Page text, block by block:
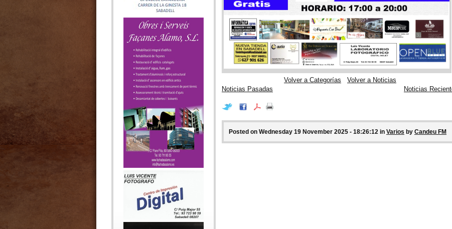
Volver a Categorías
Volver a Noticias
Noticias Pasadas
Noticias
Posted on Wednesday 19 November 2025 - 18:26:12 in Varios by Candeu FM